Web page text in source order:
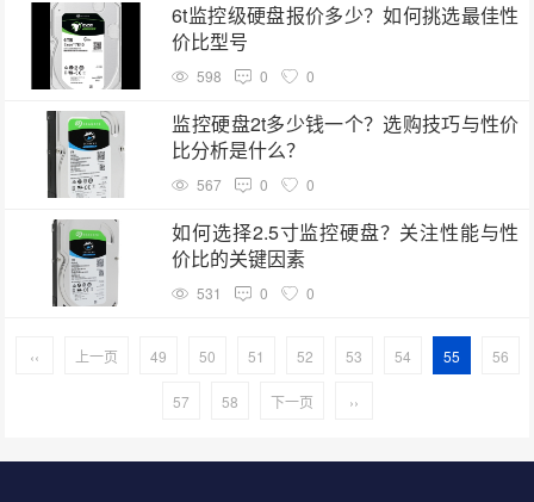
6t监控级硬盘报价多少？如何挑选最佳性
价比型号
598 0 0
监控硬盘2t多少钱一个？选购技巧与性价
比分析是什么？
567 0 0
如何选择2.5寸监控硬盘？关注性能与性
价比的关键因素
531 0 0
‹‹ 上一页 49 50 51 52 53 54 55 56
57 58 下一页 ››